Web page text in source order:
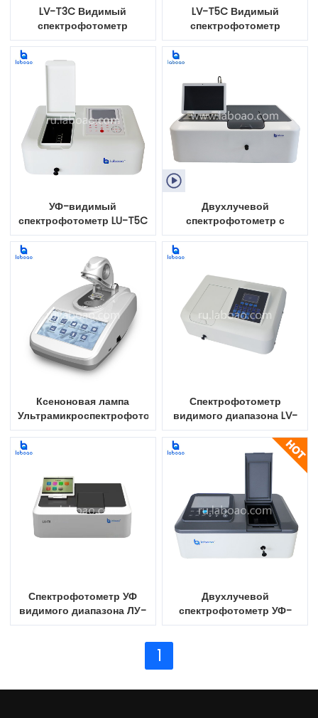
LV-T3C Видимый
спектрофотометр
LV-T5C Видимый
спектрофотометр
УФ-видимый
спектрофотометр LU-T5C

Двухлучевой
спектрофотометр с
подвижным ЖК-экраном
Ксеноновая лампа
Ультрамикроспектрофотометр
в ультрафиолетовом и
Спектрофотометр
видимого диапазона LV-
T1
Спектрофотометр УФ
видимого диапазона ЛУ-
T8
Двухлучевой
спектрофотометр УФ-
видимого диапазона
1